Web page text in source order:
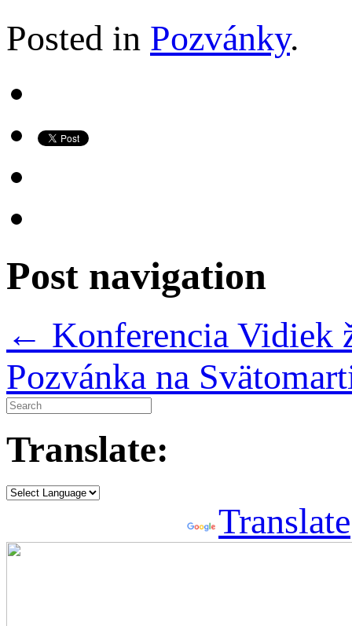
Posted in Pozvánky.
Post navigation
← Konferencia Vidiek
Pozvánka na
Translate:
Translate